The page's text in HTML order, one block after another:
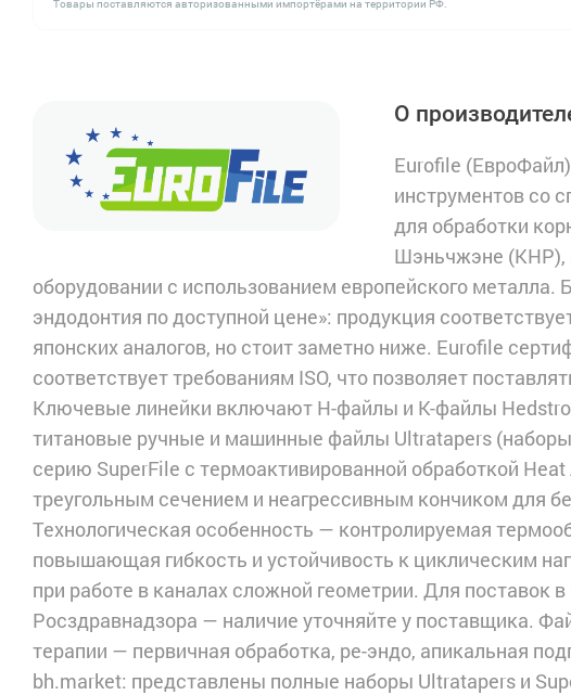
Товары поставляются авторизованными импортёрами на территории РФ.
О
Eurofile
инструментов со
для обработки
Шэньчжэне (КНР),
оборудовании с использованием европейского
эндодонтия по доступной цене»: продукция
японских аналогов, но стоит заметно ниже. Eurofile
соответствует требованиям ISO, что позволяет
Ключевые линейки включают H-файлы и K-файлы
титановые ручные и машинные файлы Ultratapers
серию SuperFile с термоактивированной обработкой
треугольным сечением и неагрессивным кончиком для
Технологическая особенность — контролируемая
повышающая гибкость и устойчивость к циклическим
при работе в каналах сложной геометрии. Для поставок
Росздравнадзора — наличие уточняйте у поставщика.
терапии — первичная обработка, ре-эндо, апикальная
bh.market: представлены полные наборы Ultratapers и